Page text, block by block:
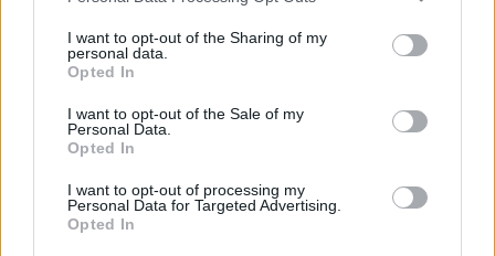
I want to opt-out of the Sharing of my
personal data.
Opted In
I want to opt-out of the Sale of my
Personal Data.
Opted In
I want to opt-out of processing my
Personal Data for Targeted Advertising.
Opted In
Pourquoi le bouton start/stop disparaît
Auto Pour Vous 5 août 2026